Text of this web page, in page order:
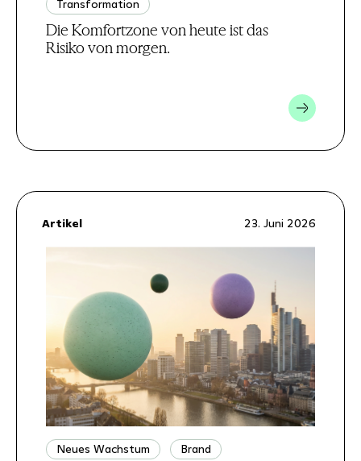
Transformation
Die Komfortzone von heute ist das
Risiko von morgen.
23. Juni 2026
Artikel
Neues Wachstum Brand